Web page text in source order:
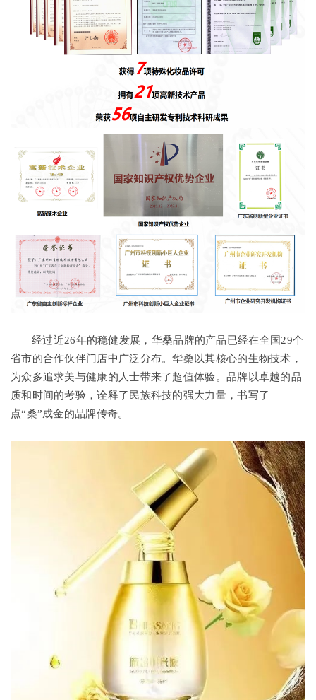
经过近26年的稳健发展，华桑品牌的产品已经在全国29个
省市的合作伙伴门店中广泛分布。华桑以其核心的生物技术，
为众多追求美与健康的人士带来了超值体验。品牌以卓越的品
质和时间的考验，诠释了民族科技的强大力量，书写了
点“桑”成金的品牌传奇。